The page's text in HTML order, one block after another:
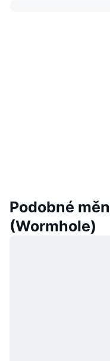
Podobné
(Wormhole)